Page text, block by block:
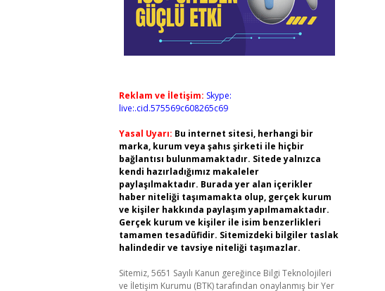
Reklam ve İletişim: Skype:
live:.cid.575569c608265c69
Yasal Uyarı: Bu internet sitesi, herhangi bir
marka, kurum veya şahıs şirketi ile hiçbir
bağlantısı bulunmamaktadır. Sitede yalnızca
kendi hazırladığımız makaleler
paylaşılmaktadır. Burada yer alan içerikler
haber niteliği taşımamakta olup, gerçek kurum
ve kişiler hakkında paylaşım yapılmamaktadır.
Gerçek kurum ve kişiler ile isim benzerlikleri
tamamen tesadüfidir. Sitemizdeki bilgiler taslak
halindedir ve tavsiye niteliği taşımazlar.
Sitemiz, 5651 Sayılı Kanun gereğince Bilgi Teknolojileri
ve İletişim Kurumu (BTK) tarafından onaylanmış bir Yer